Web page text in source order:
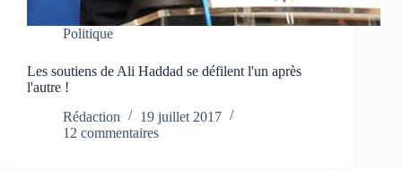
Politique
Les soutiens de Ali Haddad se défilent l'un après
l'autre !
Rédaction
19 juillet 2017
12 commentaires